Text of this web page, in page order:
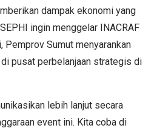
dampak ekonomi yang
ingin menggelar INACRAF
Pemprov Sumut menyarankan
pusat perbelanjaan strategis di
lebih lanjut secara
event ini. Kita coba di